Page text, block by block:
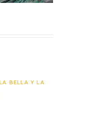
BELLA Y LA